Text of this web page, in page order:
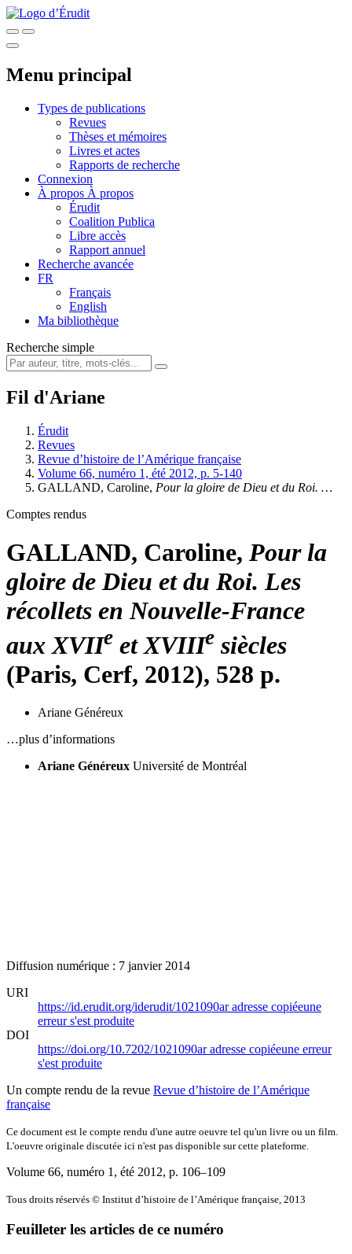
Menu principal
Types de publications
Revues
Thèses et mémoires
Livres et actes
Rapports de recherche
Connexion
À propos À propos
Érudit
Coalition Publica
Libre accès
Rapport annuel
Recherche avancée
FR
Français
English
Ma bibliothèque
Recherche simple
Fil d'Ariane
Érudit
Revues
Revue d’histoire de l’Amérique française
Volume 66, numéro 1, été 2012, p. 5-140
GALLAND, Caroline, Pour la gloire de Dieu et du Roi. …
Comptes rendus
GALLAND, Caroline, Pour la
gloire de Dieu et du Roi. Les
récollets en Nouvelle-France
aux XVIIe et XVIIIe siècles
(Paris, Cerf, 2012), 528 p.
Ariane Généreux
…plus d’informations
Ariane Généreux Université de Montréal
Diffusion numérique : 7 janvier 2014
URI
https://id.erudit.org/iderudit/1021090aradresse copiéeune
erreur s'est produite
DOI
https://doi.org/10.7202/1021090aradresse copiéeune erreur
s'est produite
Un compte rendu de la revue Revue d’histoire de l’Amérique
française
Ce document est le compte rendu d'une autre oeuvre tel qu'un livre ou un film.
L'oeuvre originale discutée ici n'est pas disponible sur cette plateforme.
Volume 66, numéro 1, été 2012, p. 106–109
Tous droits réservés © Institut d’histoire de l’Amérique française, 2013
Feuilleter les articles de ce numéro